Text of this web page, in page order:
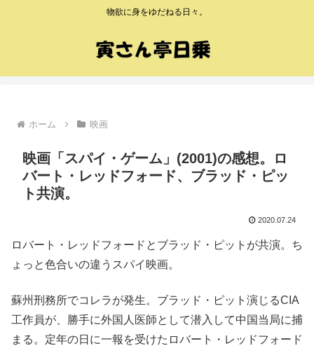
物欲に身をゆだねる日々。
ホーム 映画
映画「スパイ・ゲーム」(2001)の感想。ロ
バート・レッドフォード、ブラッド・ピッ
ト共演。
2020.07.24
ロバート・レッドフォードとブラッド・ピットが共演。ち
ょっと色合いの違うスパイ映画。
蘇州刑務所でコレラが発生。ブラッド・ピット演じるCIA
工作員が、勝手に外国人医師として潜入して中国当局に捕
まる。定年の日に一報を受けたロバート・レッドフォード